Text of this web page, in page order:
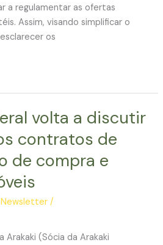
a regulamentar as ofertas
Assim, visando simplificar o
os
volta a discutir
contratos de
de compra e
Newsletter /
Arakaki (Sócia da Arakaki